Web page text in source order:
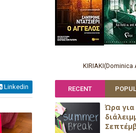
Linkedin RECENT
Ώρα για